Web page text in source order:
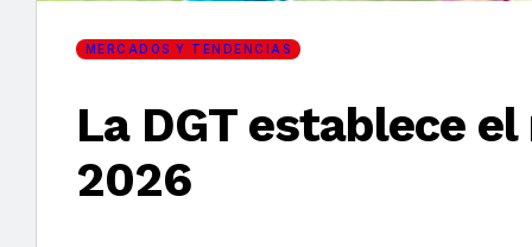
×
MERCADOS Y TENDENCIAS
La DGT establece
2026